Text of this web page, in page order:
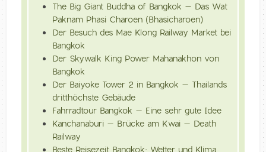
The Big Giant Buddha of Bangkok – Das Wat
Paknam Phasi Charoen (Bhasicharoen)
Der Besuch des Mae Klong Railway Market bei
Bangkok
Der Skywalk King Power Mahanakhon von
Bangkok
Der Baiyoke Tower 2 in Bangkok – Thailands
dritthöchste Gebäude
Fahrradtour Bangkok – Eine sehr gute Idee
Kanchanaburi – Brücke am Kwai – Death
Railway
Beste Reisezeit Bangkok: Wetter und Klima